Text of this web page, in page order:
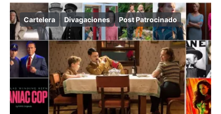
Cartelera Divagaciones Post Patrocinado